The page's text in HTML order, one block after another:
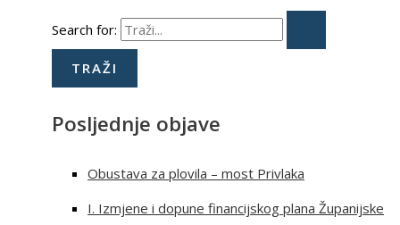
Search for:
Posljednje objave
Obustava za plovila – most Privlaka
I. Izmjene i dopune financijskog plana Županijske